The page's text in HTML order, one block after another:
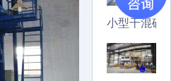
小型干混砂